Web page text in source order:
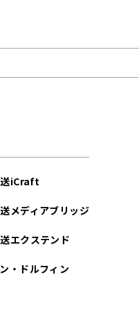
iCraft
メディアブリッジ
エクステンド
・ドルフィン